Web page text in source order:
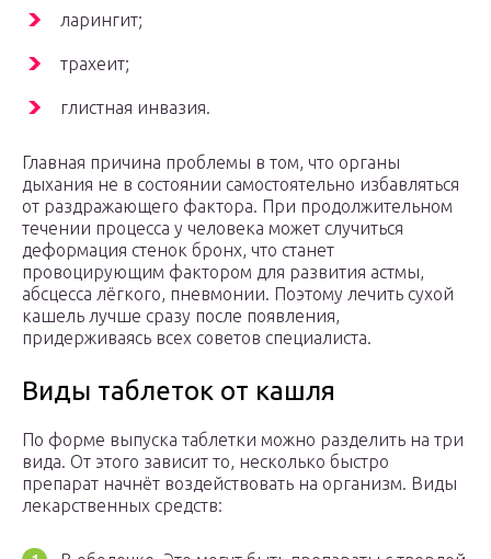
ларингит;
трахеит;
глистная инвазия.
Главная причина проблемы в том, что органы
дыхания не в состоянии самостоятельно избавляться
от раздражающего фактора. При продолжительном
течении процесса у человека может случиться
деформация стенок бронх, что станет
провоцирующим фактором для развития астмы,
абсцесса лёгкого, пневмонии. Поэтому лечить сухой
кашель лучше сразу после появления,
придерживаясь всех советов специалиста.
Виды таблеток от кашля
По форме выпуска таблетки можно разделить на три
вида. От этого зависит то, несколько быстро
препарат начнёт воздействовать на организм. Виды
лекарственных средств: